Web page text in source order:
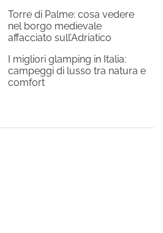
Torre di Palme: cosa vedere
nel borgo medievale
affacciato sull’Adriatico
I migliori glamping in Italia:
campeggi di lusso tra natura e
comfort